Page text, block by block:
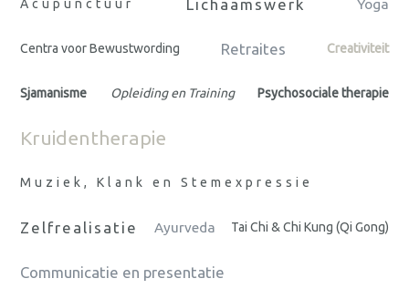
Acupunctuur Lichaamswerk Yoga
Centra voor Bewustwording Retraites Creativiteit
Sjamanisme Opleiding en Training Psychosociale therapie
Kruidentherapie
Muziek, Klank en Stemexpressie
Zelfrealisatie Ayurveda Tai Chi & Chi Kung (Qi Gong)
Communicatie en presentatie